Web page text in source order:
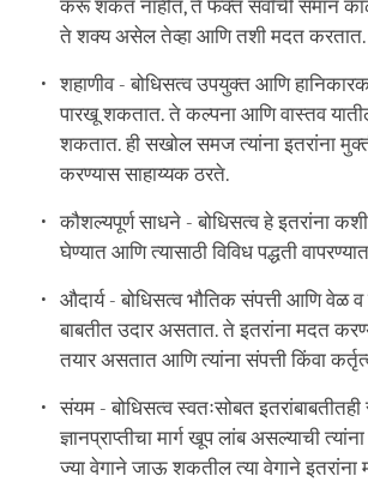
करू शकत नाहीत, ते फक्त सर्वांची समान
ते शक्य असेल तेव्हा आणि तशी मदत करतात.
शहाणीव - बोधिसत्व उपयुक्त आणि
पारखू शकतात. ते कल्पना आणि वास्तव
शकतात. ही सखोल समज त्यांना इतरांना
करण्यास साहाय्यक ठरते.
कौशल्यपूर्ण साधने - बोधिसत्व हे इतरांना
घेण्यात आणि त्यासाठी विविध पद्धती
औदार्य - बोधिसत्व भौतिक संपत्ती आणि वेळ व
बाबतीत उदार असतात. ते इतरांना मदत
तयार असतात आणि त्यांना संपत्ती किंवा
संयम - बोधिसत्व स्वतःसोबत
ज्ञानप्राप्तीचा मार्ग खूप लांब असल्याची
ज्या वेगाने जाऊ शकतील त्या वेगाने इतरांना